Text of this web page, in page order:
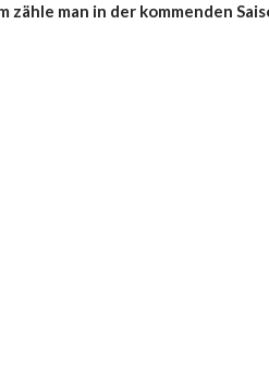
zähle man in der kommenden